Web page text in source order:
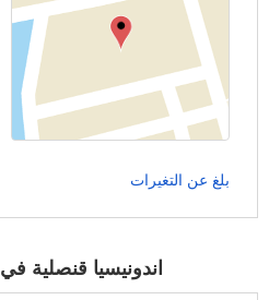
بلغ عن التغيرات
اندونيسيا قنصلية في Casablanca